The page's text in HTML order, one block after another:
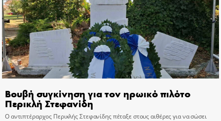
Βουβή συγκίνηση για τον ηρωικό πιλότο
Περικλή Στεφανίδη
Ο αντιπτέραρχος Περικλής Στεφανίδης πέταξε στους αιθέρες για να σώσει